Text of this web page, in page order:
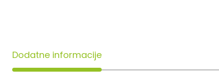
Dodatne informacije